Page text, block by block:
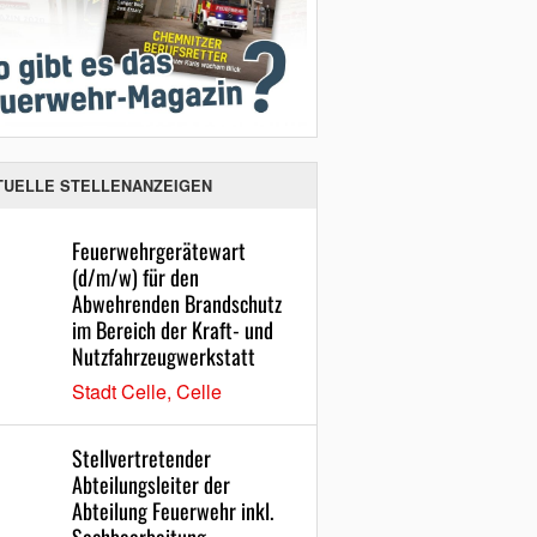
STELLENANZEIGEN
Feuerwehrgerätewart
(d/m/w) für den
Abwehrenden Brandschutz
im Bereich der Kraft- und
Nutzfahrzeugwerkstatt
Stadt Celle, Celle
Stellvertretender
Abteilungsleiter der
Abteilung Feuerwehr inkl.